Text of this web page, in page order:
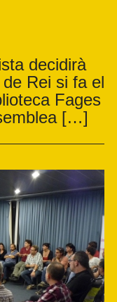
decidirà
Rei si fa el
Fages
[…]